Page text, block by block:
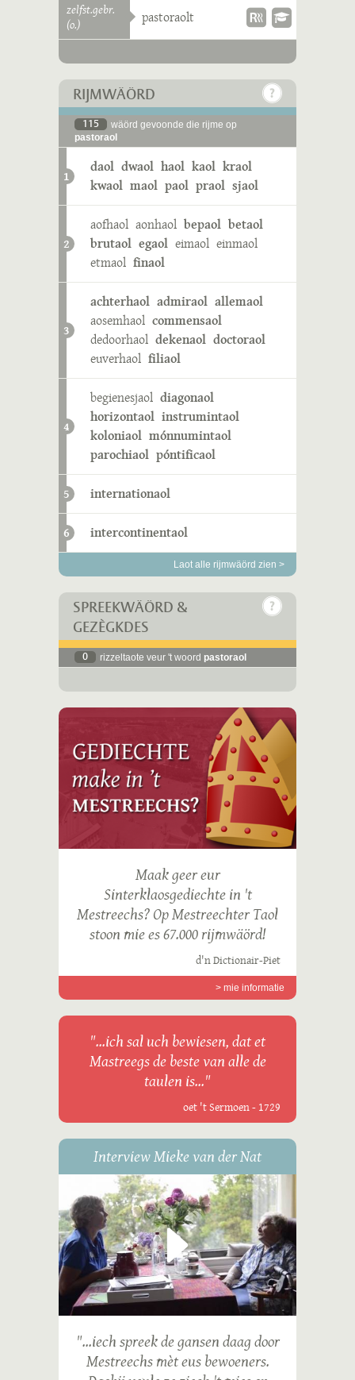
zelfst.gebr.
(o.)
pastoraolt
RIJMWÄÖRD
115
wäörd gevoonde die rijme op
pastoraol
1
daol dwaol haol kaol kraol
kwaol maol paol praol sjaol
2
aofhaol aonhaol bepaol betaol
brutaol egaol eimaol einmaol
etmaol finaol
3
achterhaol admiraol allemaol
aosemhaol commensaol
dedoorhaol dekenaol doctoraol
euverhaol filiaol
4
begienesjaol diagonaol
horizontaol instrumintaol
koloniaol mónnumintaol
parochiaol póntificaol
5 internationaol
6 intercontinentaol
Laot alle rijmwäörd zien >
SPREEKWÄÖRD &
GEZÈGKDES
0 rizzeltaote veur 't woord pastoraol
Maak geer eur
Sinterklaosgediechte in 't
Mestreechs? Op Mestreechter Taol
stoon mie es 67.000 rijmwäörd!
d'n Dictionair-Piet
> mie informatie
"...ich sal uch bewiesen, dat et
Mastreegs de beste van alle de
taulen is..."
oet 't Sermoen - 1729
Interview Mieke van der Nat
"...iech spreek de gansen daag door
Mestreechs mèt eus bewoeners.